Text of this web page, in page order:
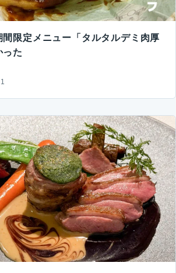
限定メニュー「タルタルデミ肉厚
った